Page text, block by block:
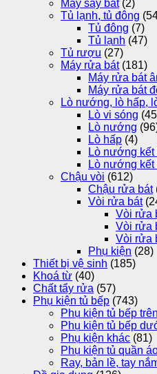
Máy sấy bát (2)
Tủ lạnh, tủ đông
Tủ đông (7)
Tủ lạnh (47)
Tủ rượu (27)
Máy rửa bát (181)
Máy rửa bát
Máy rửa bát
Lò nướng, lò hấp,
Lò vi sóng
Lò nướng
Lò hấp (4)
Lò nướng
Lò nướng
Chậu vòi (612)
Chậu rửa bát
Vòi rửa bát
Vòi rửa
Vòi rửa
Vòi rửa
Phụ kiện (28)
Thiết bị vệ sinh (185)
Khoá từ (40)
Chất tẩy rửa (57)
Phụ kiện tủ bếp (743)
Phụ kiện tủ bếp trên
Phụ kiện tủ bếp
Phụ kiện khác (81)
Phụ kiện tủ quần
Ray, bản lề, tay